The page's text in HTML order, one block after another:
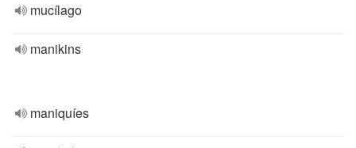
mucílago
manikins
maniquíes